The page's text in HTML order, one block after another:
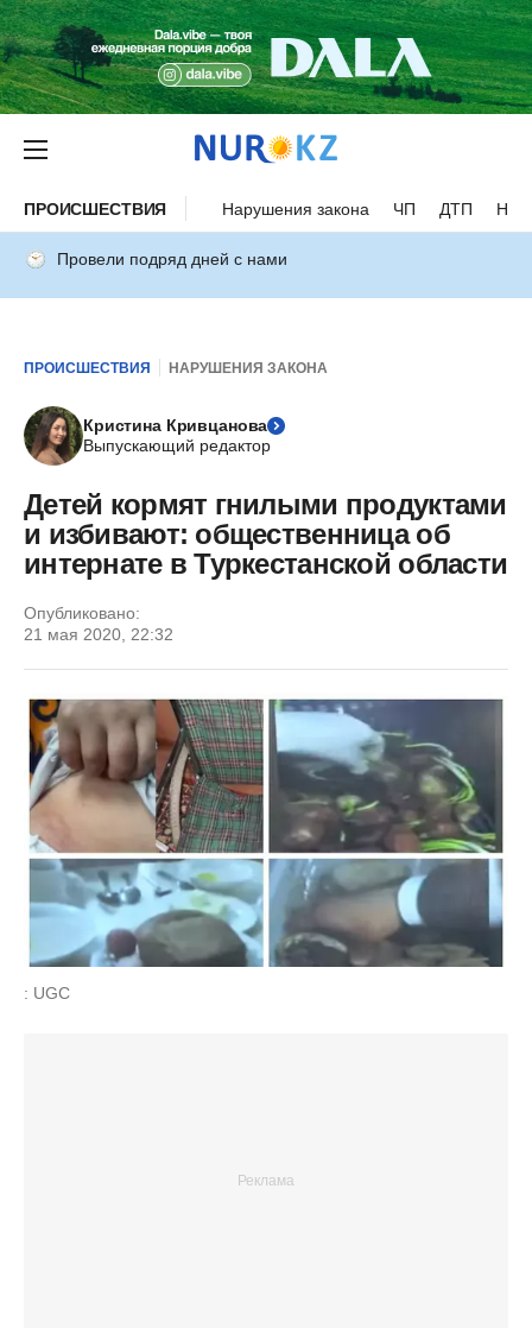
ПРОИСШЕСТВИЯ Нарушения закона ЧП ДТП
Провели подряд дней с нами
ПРОИСШЕСТВИЯ НАРУШЕНИЯ ЗАКОНА
Кристина Кривцанова
Выпускающий редактор
Детей кормят гнилыми продуктами
и избивают: общественница об
интернате в Туркестанской области
Опубликовано:
21 мая 2020, 22:32
: UGC